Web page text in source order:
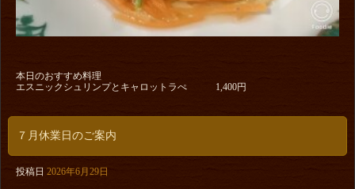
本日のおすすめ料理
エスニックシュリンプとキャロットラぺ 1,400円
７月休業日のご案内
投稿日 2026年6月29日